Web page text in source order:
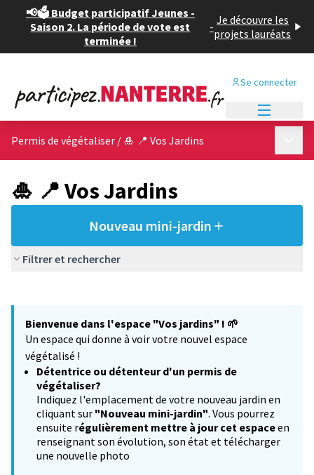
📢🗳️ Budget participatif Jeunes -
Saison 2. La période de vote est
terminée !
- Je découvre les
projets lauréats
Se connecter
Permis de végétaliser / 🎍 📍 Vos Jardins
🎍 📍 Vos Jardins
Nouveau mini-jardin
Filtrer et rechercher
−
Bienvenue dans l'espace "Vos jardins" ! 🌱
Un espace qui donne à voir votre nouvel espace
végétalisé !
Détentrice ou détenteur d'un permis de
végétaliser?
Indiquez l'emplacement de votre nouveau jardin en
cliquant sur "Nouveau mini-jardin". Vous pourrez
ensuite régulièrement mettre à jour cet espaceen
renseignant son évolution, son état et télécharger
une nouvelle photo